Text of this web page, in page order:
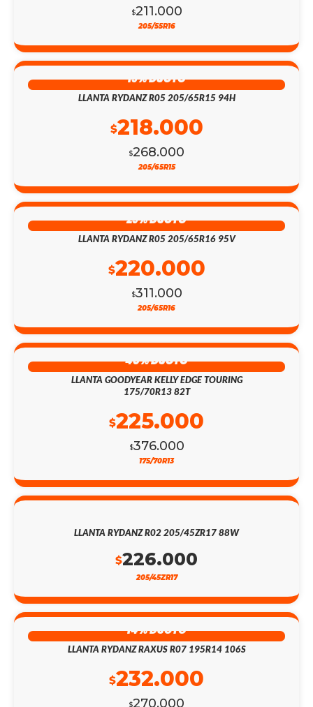
$211.000
205/55R16
19% DSCTO
LLANTA RYDANZ R05 205/65R15 94H
$268.000
$218.000
205/65R15
29% DSCTO
LLANTA RYDANZ R05 205/65R16 95V
$311.000
$220.000
205/65R16
40% DSCTO
LLANTA GOODYEAR KELLY EDGE TOURING
175/70R13 82T
$376.000
$225.000
175/70R13
LLANTA RYDANZ R02 205/45ZR17 88W
$226.000
205/45ZR17
14% DSCTO
LLANTA RYDANZ RAXUS R07 195R14 106S
$270.000
$232.000